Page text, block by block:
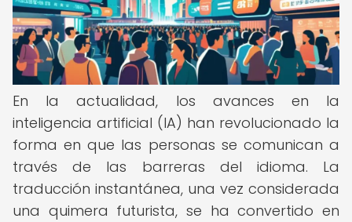
En la actualidad, los avances en la
inteligencia artificial (IA) han revolucionado la
forma en que las personas se comunican a
través de las barreras del idioma. La
traducción instantánea, una vez considerada
una quimera futurista, se ha convertido en